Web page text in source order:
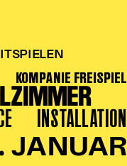
KOMPANIE FREISPIEL
INSTALLATION
JANUAR